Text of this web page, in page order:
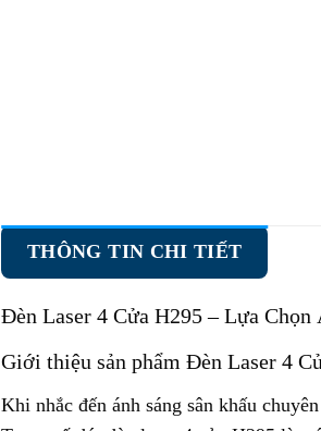
THÔNG TIN CHI TIẾT
Đèn Laser 4 Cửa H295– Lựa Chọn
Giới thiệu sản phẩm Đèn Laser 4
Khi nhắc đến ánh sáng sân khấu